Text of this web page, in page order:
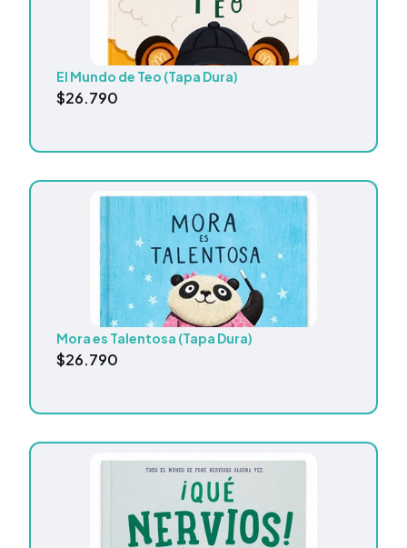
El Mundo de Teo (Tapa Dura)
$26.790
Mora es Talentosa (Tapa Dura)
$26.790